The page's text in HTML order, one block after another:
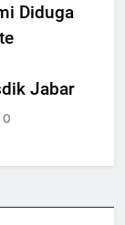
Diduga
Jabar
0